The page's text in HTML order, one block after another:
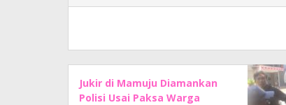
Jukir di Mamuju Diamankan
Polisi Usai Paksa Warga